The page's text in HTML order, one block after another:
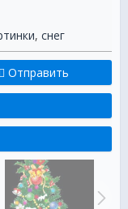
, снег
Отправить